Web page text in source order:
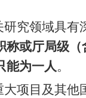
究领域具有
称或厅局级（
能为一人。
项目及其他